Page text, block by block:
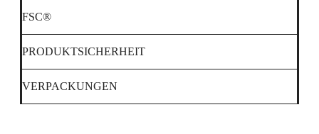
FSC®
PRODUKTSICHERHEIT
VERPACKUNGEN